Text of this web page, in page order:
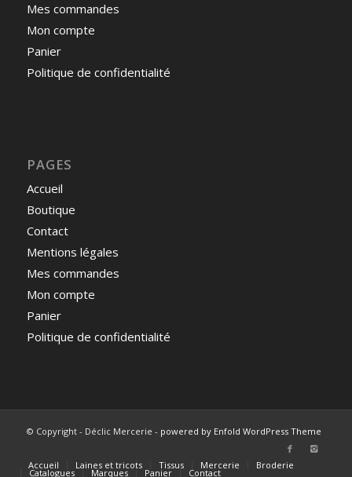
Mes commandes
Mon compte
Panier
Politique de confidentialité
PAGES
Accueil
Boutique
Contact
Mentions légales
Mes commandes
Mon compte
Panier
Politique de confidentialité
© Copyright - Déclic Mercerie - powered by Enfold WordPress Theme
Accueil Laines et tricots Tissus Mercerie Broderie
Catalogues Marques Panier Contact